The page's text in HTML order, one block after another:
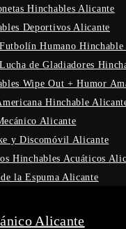
Hinchables Alicante
Deportivos Alicante
Futbolín Humano Hinchable
Lucha de Gladiadores
Wipe Out + Humor
Hinchable
Alicante
y Discomóvil Alicante
Hinchables Acuáticos
la Espuma Alicante
Alicante